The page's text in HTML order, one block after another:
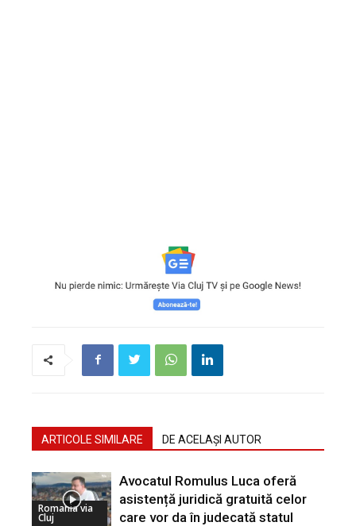
ARTICOLE SIMILARE DE ACELAȘI AUTOR
Romania via
Cluj
Avocatul Romulus Luca oferă
asistență juridică gratuită celor
care vor da în judecată statul